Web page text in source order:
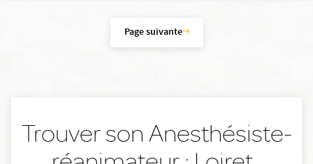
Page suivante
Trouver son Anesthésiste-